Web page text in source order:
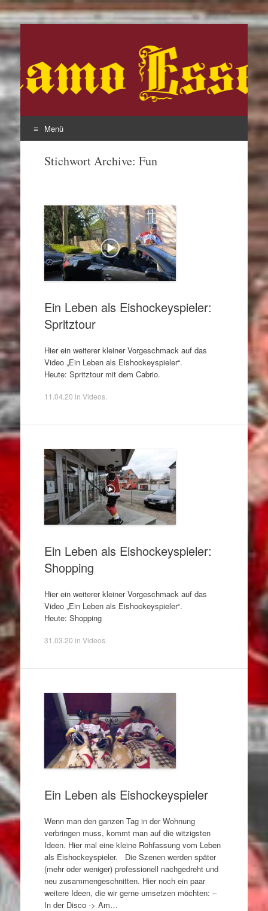
Dynamo Essen West
Menü
Stichwort Archive: Fun
Ein Leben als Eishockeyspieler:
Spritztour
Hier ein weiterer kleiner Vorgeschmack auf das
Video „Ein Leben als Eishockeyspieler“.
Heute: Spritztour mit dem Cabrio.
11.04.20 in Videos.
Ein Leben als Eishockeyspieler:
Shopping
Hier ein weiterer kleiner Vorgeschmack auf das
Video „Ein Leben als Eishockeyspieler“.
Heute: Shopping
31.03.20 in Videos.
Ein Leben als Eishockeyspieler
Wenn man den ganzen Tag in der Wohnung
verbringen muss, kommt man auf die witzigsten
Ideen. Hier mal eine kleine Rohfassung vom Leben
als Eishockeyspieler. Die Szenen werden später
(mehr oder weniger) professionell nachgedreht und
neu zusammengeschnitten. Hier noch ein paar
weitere Ideen, die wir gerne umsetzen möchten: –
In der Disco -> Am…